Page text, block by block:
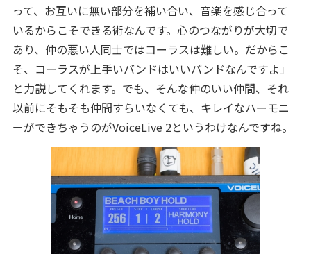
って、お互いに無い部分を補い合い、音楽を感じ合って
いるからこそできる術なんです。心のつながりが大切で
あり、仲の悪い人同士ではコーラスは難しい。だからこ
そ、コーラスが上手いバンドはいいバンドなんですよ」
と力説してくれます。でも、そんな仲のいい仲間、それ
以前にそもそも仲間すらいなくても、キレイなハーモニ
ーができちゃうのがVoiceLive 2というわけなんですね。